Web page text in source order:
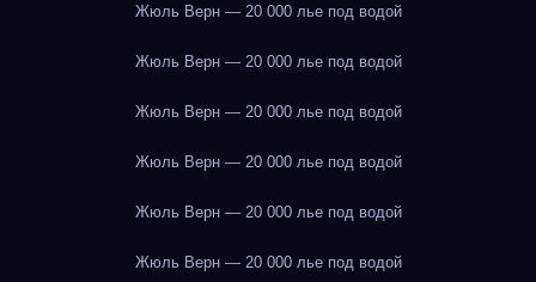
Жюль Верн — 20 000 лье под водой
Жюль Верн — 20 000 лье под водой
Жюль Верн — 20 000 лье под водой
Жюль Верн — 20 000 лье под водой
Жюль Верн — 20 000 лье под водой
Жюль Верн — 20 000 лье под водой